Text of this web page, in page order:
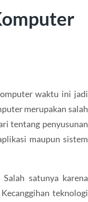
waktu ini jadi
merupakan salah
tentang penyusunan
maupun sistem
satunya karena
teknologi